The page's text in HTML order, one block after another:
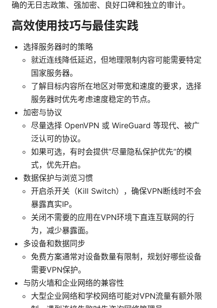
确的无日志政策、强加密、良好口碑和独立的审计。
高效使用技巧与最佳实践
选择服务器时的策略
就近连线降低延迟，但地理限制内容可能需要特定
国家服务器。
了解目标内容所在地区对带宽和速度的要求，选择
服务器时优先考虑速度稳定的节点。
加密与协议
尽量选择 OpenVPN 或 WireGuard 等现代、被广
泛认可的协议。
如果可选，有时会提供“尽量隐私保护优先”的模
式，优先开启。
数据保护与浏览习惯
开启杀开关（Kill Switch），确保VPN断线时不会
暴露真实IP。
关闭不需要的应用在VPN环境下直连互联网的行
为，减少暴露面。
多设备和数据同步
免费方案通常对设备数量有限制，规划好哪些设备
需要VPN保护。
与防火墙和企业网络的兼容性
大型企业网络和学校网络可能对VPN流量有额外限